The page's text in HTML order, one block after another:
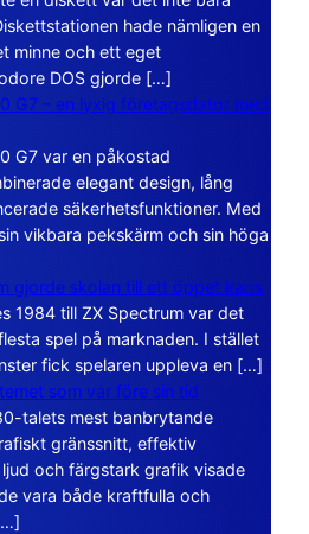
hade nämligen en
minne och ett eget
DOS gjorde […]
G7 – en lyxig företagsdator med
G7 var en påkostad
elegant design, lång
säkerhetsfunktioner. Med
vikbara pekskärm och sin höga
gjorde skolan till ett öppet kaos
1984 till ZX Spectrum var det
spel på marknaden. I stället
fick spelaren uppleva en […]
som var före sin tid
talets mest banbrytande
gränssnitt, effektiv
och färgstark grafik visade
vara både kraftfulla och